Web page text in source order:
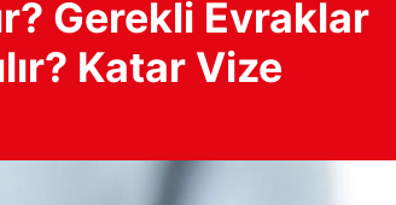
Gerekli Evraklar
Katar Vize